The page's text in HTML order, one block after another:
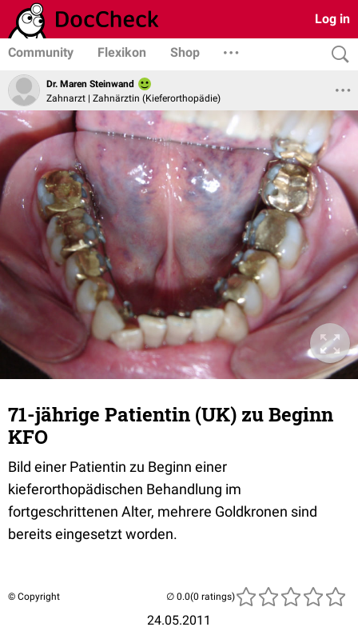
Log in
Community Flexikon Shop
Dr. Maren Steinwand
Zahnarzt | Zahnärztin (Kieferorthopädie)
71-jährige Patientin (UK) zu Beginn
KFO
Bild einer Patientin zu Beginn einer
kieferorthopädischen Behandlung im
fortgeschrittenen Alter, mehrere Goldkronen sind
bereits eingesetzt worden.
© Copyright
24.05.2011
(0 ratings)